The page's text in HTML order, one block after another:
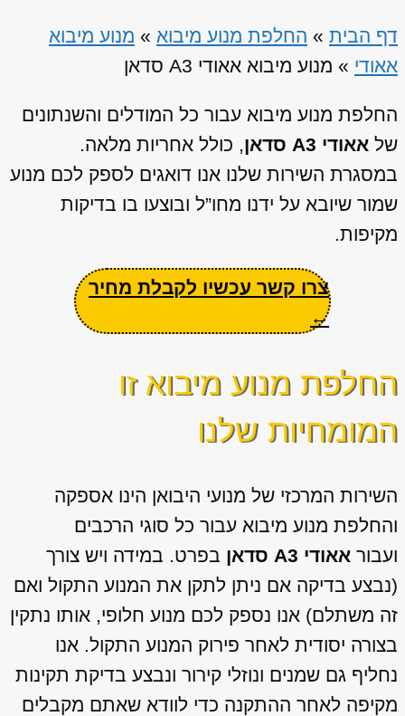
דף הבית » החלפת מנוע מיבוא » מנוע מיבוא
אאודי » מנוע מיבוא אאודי A3 סדאן
החלפת מנוע מיבוא עבור כל המודלים והשנתונים
של אאודי A3 סדאן
, כולל אחריות מלאה.
במסגרת השירות שלנו אנו דואגים לספק לכם מנוע
שמור שיובא על ידנו מחו”ל ובוצעו בו בדיקות
מקיפות.
צרו קשר עכשיו לקבלת מחיר
←
החלפת מנוע מיבוא זו
המומחיות שלנו
השירות המרכזי של מנועי היבואן הינו אספקה
והחלפת מנוע מיבוא עבור כל סוגי הרכבים
ועבור אאודי A3 סדאן
בפרט. במידה ויש צורך
(נבצע בדיקה אם ניתן לתקן את המנוע התקול ואם
זה משתלם) אנו נספק לכם מנוע חלופי, אותו נתקין
בצורה יסודית לאחר פירוק המנוע התקול. אנו
נחליף גם שמנים ונוזלי קירור ונבצע בדיקת תקינות
מקיפה לאחר ההתקנה כדי לוודא שאתם מקבלים